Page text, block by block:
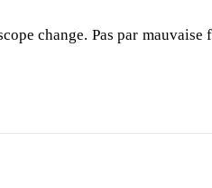
change. Pas par mauvaise